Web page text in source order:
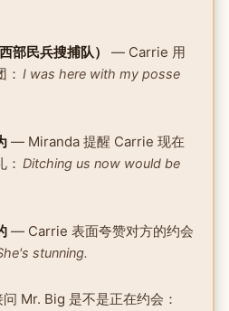
部民兵搜捕队）
— Carrie 用
I was here with my posse
— Miranda 提醒 Carrie 现在
Ditching us now would be
— Carrie 表面夸赞对方的约会
stunning.
Mr. Big 是不是正在约会：